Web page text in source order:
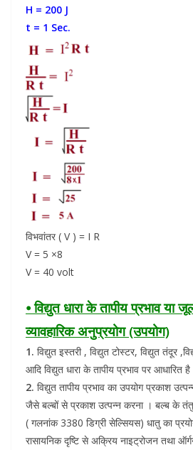
H = 200 J
t = 1 Sec.
विभवांतर ( V ) = I R
V = 5 ×8
V = 40 volt
⦁ विद्युत धारा के तापीय प्रभाव
व्यावहारिक अनुप्रयोग (उपयोग)
1. विद्युत इस्तरी , विद्युत टोस्टर, विद्युत तंदूर
आदि विद्युत धारा के तापीय प्रभाव पर आधारित
2. विद्युत तापीय प्रभाव का उपयोग प्रकाश
जैसे बल्बों से प्रकाश उत्पन्न करना । बल्ब के
( गलनांक 3380 डिग्री सेल्सियस) धातु का
रासायनिक दृष्टि से अक्रिय नाइट्रोजन तथा